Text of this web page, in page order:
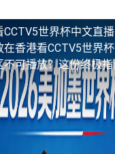
CCTV5世界杯中文直
在香港看CCTV5世界
不可播放？这份终极